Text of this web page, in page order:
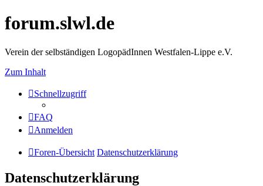
forum.slwl.de
Verein der selbständigen LogopädInnen Westfalen-Lippe e.V.
Zum Inhalt
Schnellzugriff
FAQ
Anmelden
Foren-Übersicht Datenschutzerklärung
Datenschutzerklärung